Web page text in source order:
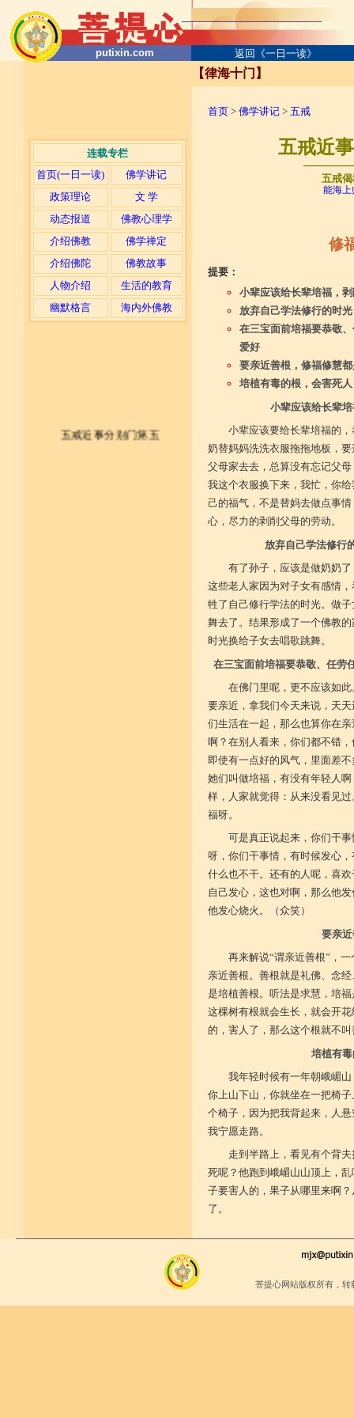
putixin.com 返回《一日一读》
连载专栏
首页(一日一读)
佛学讲记
政策理论
文 学
动态报道
佛教心理学
介绍佛教
佛学禅定
介绍佛陀
佛教故事
人物介绍
生活的教育
幽默格言
海内外佛教
【律海十门】
首页 > 佛学讲记 > 五戒
五戒近
五戒
能海上
修
提要：
小辈应该给长辈培福，
放弃自己学法修行的时
在三宝面前培福要恭敬
爱好
要亲近善根，修福修慧
培植有毒的根，会害死
小辈应该给长辈
小辈应该要给长辈培福的
奶替妈妈洗洗衣服拖拖地板，
父母家去去，总算没有忘记父
我这个衣服换下来，我忙，你
己的福气，不是替妈去做点事
心，尽力的剥削父母的劳动。
放弃自己学法修行
有了孙子，应该是做奶奶
这些老人家因为对子女有感情
牲了自己修行学法的时光。做
舞去了。结果形成了一个佛教
时光换给子女去唱歌跳舞。
在三宝面前培福要恭敬、任劳
在佛门里呢，更不应该如
要亲近，拿我们今天来说，天
们生活在一起，那么也算你在
啊？在别人看来，你们都不错
即使有一点好的风气，里面差
她们叫做培福，有没有年轻人
样，人家就觉得：从来没看见
福呀。
可是真正说起来，你们干
呀，你们干事情，有时候发心
什么也不干。还有的人呢，喜
自己发心，这也对啊，那么他
他发心烧火。（众笑）
要亲
再来解说“谓亲近善根”，
亲近善根。善根就是礼佛、念
是培植善根。听法是求慧，培
这棵树有根就会生长，就会开
的，害人了，那么这个根就不
培植有
我年轻时候有一年朝峨嵋
你上山下山，你就坐在一把椅
个椅子，因为把我背起来，人
我宁愿走路。
走到半路上，看见有个背
死呢？他跑到峨嵋山山顶上，
子要害人的，果子从哪里来啊
了。
菩提心网站版权所有，
五戒近事分别门第五